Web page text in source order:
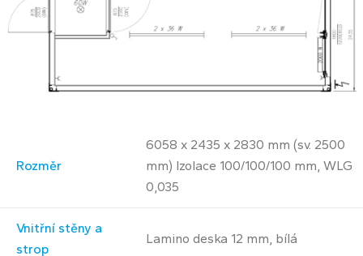
Rozměr
6058 x 2435 x 2830 mm (sv. 2500
mm) Izolace 100/100/100 mm, WLG
0,035
Vnitřní stěny a
strop
Lamino deska 12 mm, bílá